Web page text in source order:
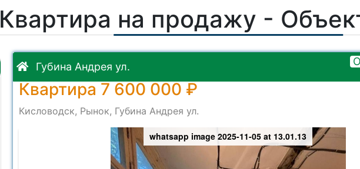
Квартира на продажу -
Губина Андрея ул.
Квартира 7 600 000 ₽
Кисловодск, Рынок, Губина Андрея ул.
whatsapp image 2025-11-05 at 13.01.13